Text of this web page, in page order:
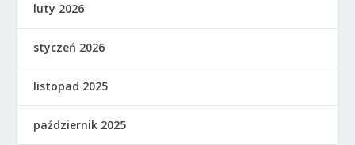
luty 2026
styczeń 2026
listopad 2025
październik 2025